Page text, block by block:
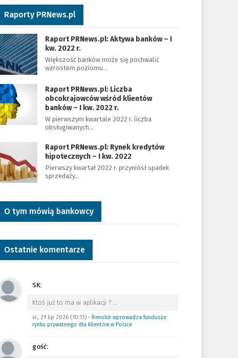
Raporty PRNews.pl
Raport PRNews.pl: Aktywa banków – I
kw. 2022 r.
Większość banków może się pochwalić
wzrostem poziomu…
Raport PRNews.pl: Liczba
obcokrajowców wśród klientów
banków – I kw. 2022 r.
W pierwszym kwartale 2022 r. liczba
obsługiwanych…
Raport PRNews.pl: Rynek kredytów
hipotecznych – I kw. 2022
Pierwszy kwartał 2022 r. przyniósł spadek
sprzedaży…
O tym mówią bankowcy
Ostatnie komentarze
SK:
Ktoś już to ma w aplikacji ? …
śr., 29 lip 2026 (10:13)• Revolut wprowadza fundusze
rynku prywatnego dla klientów w Polsce
gość: